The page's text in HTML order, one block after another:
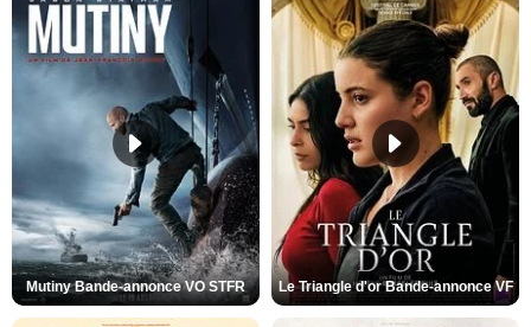
Mutiny Bande-annonce VO STFR Le Triangle d'or Bande-annonce VF